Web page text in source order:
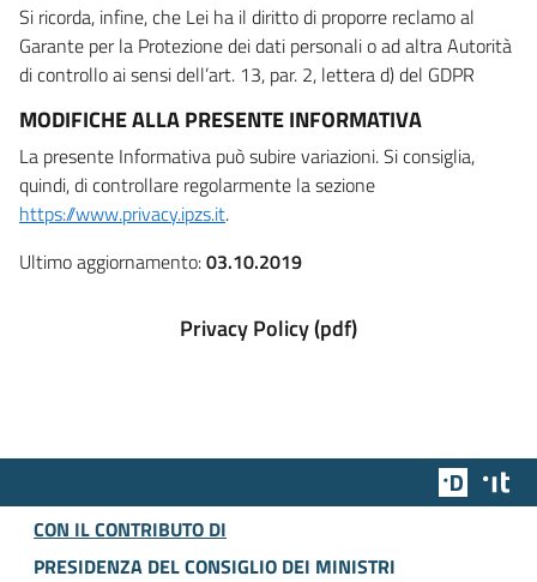
Si ricorda, infine, che Lei ha il diritto di proporre reclamo al
Garante per la Protezione dei dati personali o ad altra Autorità
di controllo ai sensi dell’art. 13, par. 2, lettera d) del GDPR
MODIFICHE ALLA PRESENTE INFORMATIVA
La presente Informativa può subire variazioni. Si consiglia,
quindi, di controllare regolarmente la sezione
https://www.privacy.ipzs.it.
Ultimo aggiornamento:03.10.2019
Privacy Policy (pdf)
Team
CON IL CONTRIBUTO DI
PRESIDENZA DEL CONSIGLIO DEI MINISTRI